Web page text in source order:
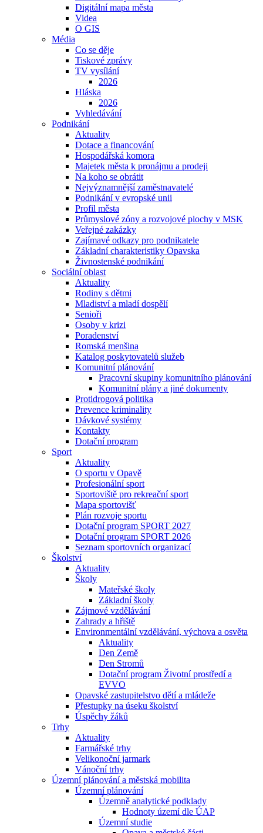
Digitální mapa města
Videa
O GIS
Média
Co se děje
Tiskové zprávy
TV vysílání
2026
Hláska
2026
Vyhledávání
Podnikání
Aktuality
Dotace a financování
Hospodářská komora
Majetek města k pronájmu a prodeji
Na koho se obrátit
Nejvýznamnější zaměstnavatelé
Podnikání v evropské unii
Profil města
Průmyslové zóny a rozvojové plochy v MSK
Veřejné zakázky
Zajímavé odkazy pro podnikatele
Základní charakteristiky Opavska
Živnostenské podnikání
Sociální oblast
Aktuality
Rodiny s dětmi
Mladiství a mladí dospělí
Senioři
Osoby v krizi
Poradenství
Romská menšina
Katalog poskytovatelů služeb
Komunitní plánování
Pracovní skupiny komunitního plánování
Komunitní plány a jiné dokumenty
Protidrogová politika
Prevence kriminality
Dávkové systémy
Kontakty
Dotační program
Sport
Aktuality
O sportu v Opavě
Profesionální sport
Sportoviště pro rekreační sport
Mapa sportovišť
Plán rozvoje sportu
Dotační program SPORT 2027
Dotační program SPORT 2026
Seznam sportovních organizací
Školství
Aktuality
Školy
Mateřské školy
Základní školy
Zájmové vzdělávání
Zahrady a hřiště
Environmentální vzdělávání, výchova a osvěta
Aktuality
Den Země
Den Stromů
Dotační program Životní prostředí a
EVVO
Opavské zastupitelstvo dětí a mládeže
Přestupky na úseku školství
Úspěchy žáků
Trhy
Aktuality
Farmářské trhy
Velikonoční jarmark
Vánoční trhy
Územní plánování a městská mobilita
Územní plánování
Územně analytické podklady
Hodnoty území dle ÚAP
Územní studie